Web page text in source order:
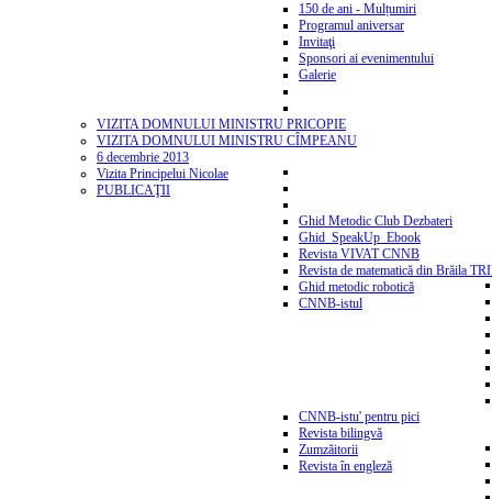
150 de ani - Mulțumiri
Programul aniversar
Invitaţi
Sponsori ai evenimentului
Galerie
VIZITA DOMNULUI MINISTRU PRICOPIE
VIZITA DOMNULUI MINISTRU CÎMPEANU
6 decembrie 2013
Vizita Principelui Nicolae
PUBLICAŢII
Ghid Metodic Club Dezbateri
Ghid_SpeakUp_Ebook
Revista VIVAT CNNB
Revista de matematică din Brăila
Ghid metodic robotică
CNNB-istul
CNNB-istu' pentru pici
Revista bilingvă
Zumzăitorii
Revista în engleză